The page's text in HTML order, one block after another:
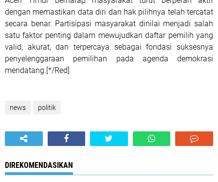
dengan memastikan data diri dan hak pilihnya telah tercatat
secara benar. Partisipasi masyarakat dinilai menjadi salah
satu faktor penting dalam mewujudkan daftar pemilih yang
valid, akurat, dan terpercaya sebagai fondasi suksesnya
penyelenggaraan pemilihan pada agenda demokrasi
mendatang.[*/Red]
news politik
DIREKOMENDASIKAN